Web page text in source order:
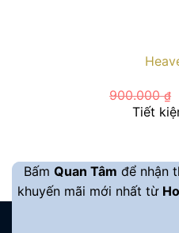
900.000₫
Tiết
Bấm Quan Tâm để nhận
khuyến mãi mới nhất từ